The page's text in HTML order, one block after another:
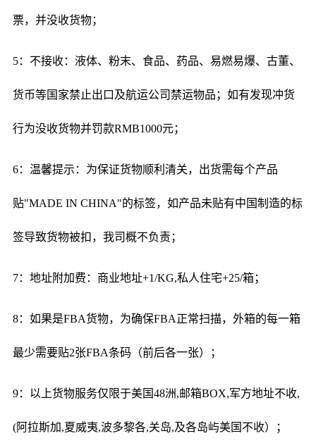
票，并没收货物；
5：不接收：液体、粉末、食品、药品、易燃易爆、古董、
货币等国家禁止出口及航运公司禁运物品；如有发现冲货
行为没收货物并罚款RMB1000元；
6：温馨提示：为保证货物顺利清关，出货需每个产品
贴"MADE IN CHINA"的标签，如产品未贴有中国制造的标
签导致货物被扣，我司概不负责；
7：地址附加费：商业地址+1/KG,私人住宅+25/箱；
8：如果是FBA货物，为确保FBA正常扫描，外箱的每一箱
最少需要贴2张FBA条码（前后各一张）；
9：以上货物服务仅限于美国48洲,邮箱BOX,军方地址不收,
(阿拉斯加,夏威夷,波多黎各,关岛,及各岛屿美国不收）；